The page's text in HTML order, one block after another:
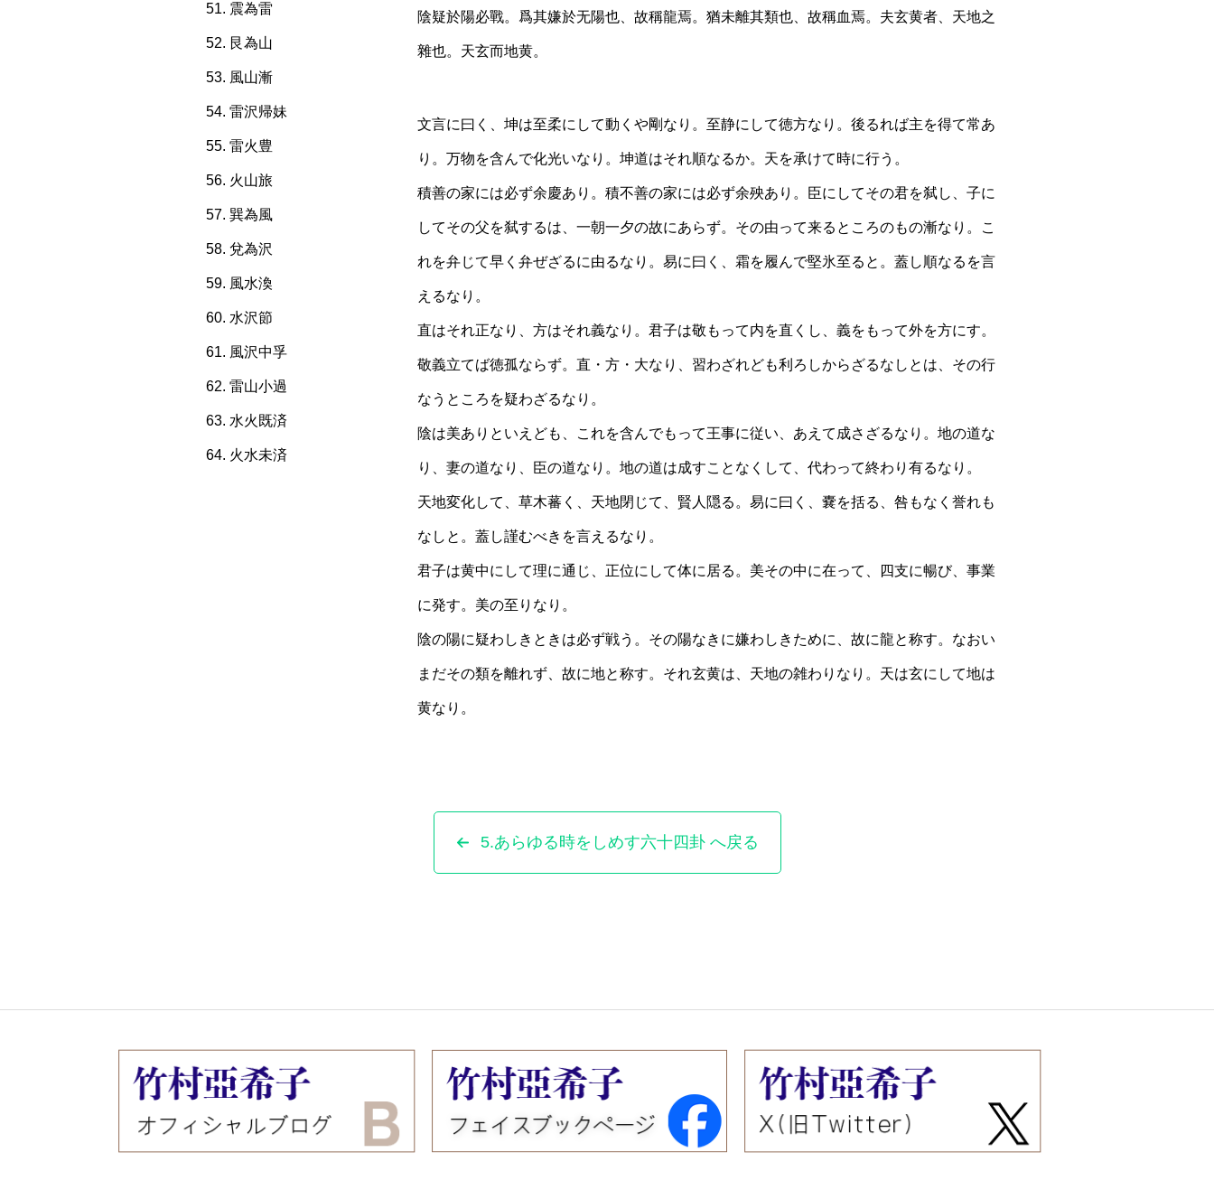
震為雷
艮為山
風山漸
雷沢帰妹
雷火豊
火山旅
巽為風
兌為沢
風水渙
水沢節
風沢中孚
雷山小過
水火既済
火水未済
陰疑於陽必戰。爲其嫌於无陽也、故稱龍焉。猶未離其類也、故稱血焉。夫玄黄者、天地之
雜也。天玄而地黄。
文言に曰く、坤は至柔にして動くや剛なり。至静にして徳方なり。後るれば主を得て常あ
り。万物を含んで化光いなり。坤道はそれ順なるか。天を承けて時に行う。
積善の家には必ず余慶あり。積不善の家には必ず余殃あり。臣にしてその君を弑し、子に
してその父を弑するは、一朝一夕の故にあらず。その由って来るところのもの漸なり。こ
れを弁じて早く弁ぜざるに由るなり。易に曰く、霜を履んで堅氷至ると。蓋し順なるを言
えるなり。
直はそれ正なり、方はそれ義なり。君子は敬もって内を直くし、義をもって外を方にす。
敬義立てば徳孤ならず。直・方・大なり、習わざれども利ろしからざるなしとは、その行
なうところを疑わざるなり。
陰は美ありといえども、これを含んでもって王事に従い、あえて成さざるなり。地の道な
り、妻の道なり、臣の道なり。地の道は成すことなくして、代わって終わり有るなり。
天地変化して、草木蕃く、天地閉じて、賢人隠る。易に曰く、嚢を括る、咎もなく誉れも
なしと。蓋し謹むべきを言えるなり。
君子は黄中にして理に通じ、正位にして体に居る。美その中に在って、四支に暢び、事業
に発す。美の至りなり。
陰の陽に疑わしきときは必ず戦う。その陽なきに嫌わしきために、故に龍と称す。なおい
まだその類を離れず、故に地と称す。それ玄黄は、天地の雑わりなり。天は玄にして地は
黄なり。
5.あらゆる時をしめす六十四卦 へ戻る